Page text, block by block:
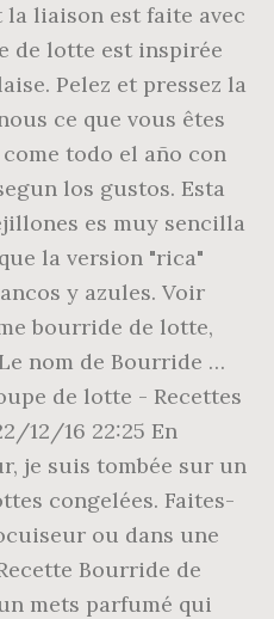
liaison est faite avec
de lotte est inspirée
Pelez et pressez la
ce que vous êtes
todo el año con
los gustos. Esta
es muy sencilla
la version "rica"
y azules. Voir
bourride de lotte,
nom de Bourride …
de lotte - Recettes
12/16 22:25 En
je suis tombée sur un
congelées. Faites-
ou dans une
Bourride de
mets parfumé qui